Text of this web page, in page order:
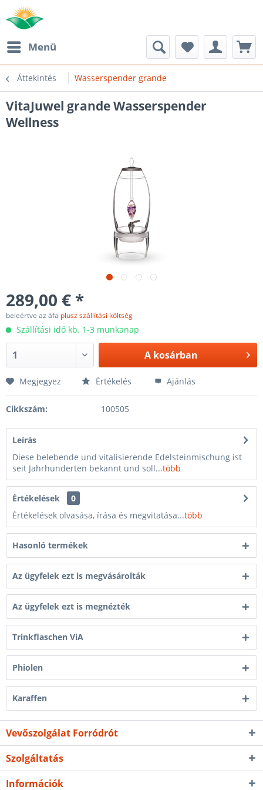
Menü
Áttekintés Wasserspender grande
VitaJuwel grande Wasserspender
Wellness
289,00 € *
beleértve az áfa plusz szállítási költség
Szállítási idő kb. 1-3 munkanap
A kosárban
Megjegyez Értékelés Ajánlás
Cikkszám: 100505
Leírás
Diese belebende und vitalisierende Edelsteinmischung ist
seit Jahrhunderten bekannt und soll...több
Értékelések
0
Értékelések olvasása, írása és megvitatása...több
Hasonló termékek
Az ügyfelek ezt is megvásárolták
Az ügyfelek ezt is megnézték
Trinkflaschen ViA
Phiolen
Karaffen
Vevőszolgálat Forródrót
Szolgáltatás
Információk